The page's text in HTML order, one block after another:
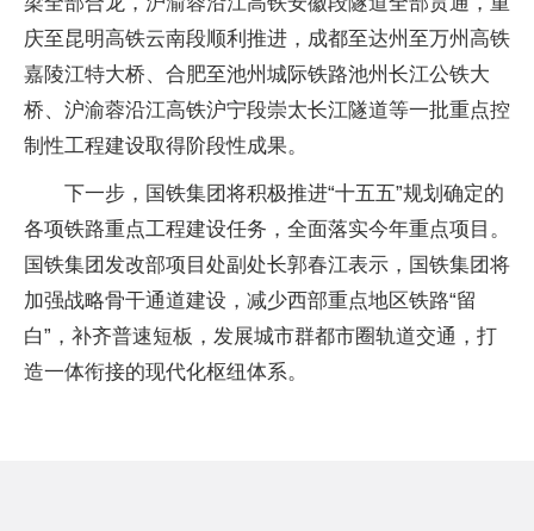
庆至昆明高铁云南段顺利推进，成都至达州至万州高铁
嘉陵江特大桥、合肥至池州城际铁路池州长江公铁大
桥、沪渝蓉沿江高铁沪宁段崇太长江隧道等一批重点控
制性工程建设取得阶段性成果。
下一步，国铁集团将积极推进“十五五”规划确定的
各项铁路重点工程建设任务，全面落实今年重点项目。
国铁集团发改部项目处副处长郭春江表示，国铁集团将
加强战略骨干通道建设，减少西部重点地区铁路“留
白”，补齐普速短板，发展城市群都市圈轨道交通，打
造一体衔接的现代化枢纽体系。